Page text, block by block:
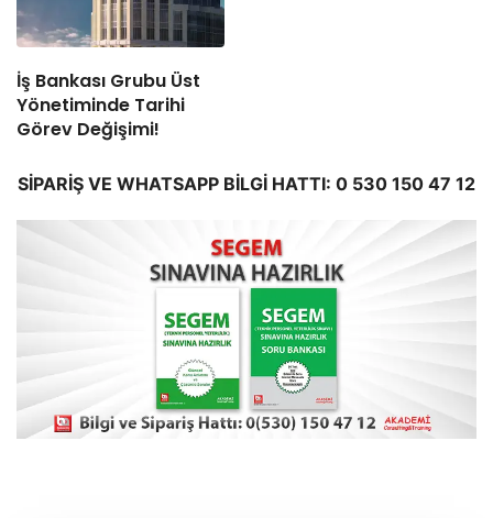
İş Bankası Grubu Üst
Yönetiminde Tarihi
Görev Değişimi!
SİPARİŞ VE WHATSAPP BİLGİ HATTI: 0 530 150 47 12